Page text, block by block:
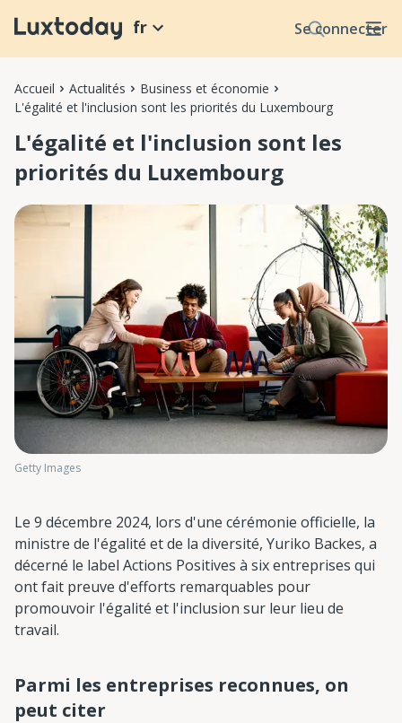
Se connecter
fr
Accueil Actualités
Business et économie
L'égalité et l'inclusion sont les priorités du Luxembourg
L'égalité et l'inclusion sont les
priorités du Luxembourg
Getty Images
Le 9 décembre 2024, lors d'une cérémonie officielle, la
ministre de l'égalité et de la diversité, Yuriko Backes, a
décerné le label Actions Positives à six entreprises qui
ont fait preuve d'efforts remarquables pour
promouvoir l'égalité et l'inclusion sur leur lieu de
travail.
Parmi les entreprises reconnues, on
peut citer